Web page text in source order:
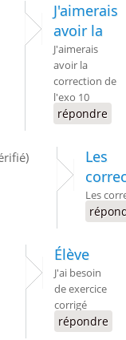
J'aimerais
avoir la
J'aimerais
avoir la
correction de
l'exo 10
répondre
Les
Les
Élève
J'ai besoin
de exercice
corrigé
répondre